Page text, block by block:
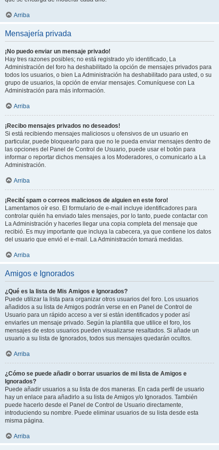
Arriba
Mensajería privada
¡No puedo enviar un mensaje privado!
Hay tres razones posibles; no está registrado y/o identificado, La
Administración del foro ha deshabilitado la opción de mensajes privados para
todos los usuarios, o bien La Administración ha deshabilitado para usted, o su
grupo de usuarios, la opción de enviar mensajes. Comuníquese con La
Administración para más información.
Arriba
¡Recibo mensajes privados no deseados!
Si está recibiendo mensajes maliciosos u ofensivos de un usuario en
particular, puede bloquearlo para que no le pueda enviar mensajes dentro de
las opciones del Panel de Control de Usuario, puede usar el botón para
informar o reportar dichos mensajes a los Moderadores, o comunicarlo a La
Administración.
Arriba
¡Recibí spam o correos maliciosos de alguien en este foro!
Lamentamos oír eso. El formulario de e-mail incluye identificadores para
controlar quién ha enviado tales mensajes, por lo tanto, puede contactar con
La Administración y hacerles llegar una copia completa del mensaje que
recibió. Es muy importante que incluya la cabecera, ya que contiene los datos
del usuario que envió el e-mail. La Administración tomará medidas.
Arriba
Amigos e Ignorados
¿Qué es la lista de Mis Amigos e Ignorados?
Puede utilizar la lista para organizar otros usuarios del foro. Los usuarios
añadidos a su lista de Amigos podrán verse en en Panel de Control de
Usuario para un rápido acceso a ver si están identificados y poder así
enviarles un mensaje privado. Según la plantilla que utilice el foro, los
mensajes de estos usuarios pueden visualizarse resaltados. Si añade un
usuario a su lista de Ignorados, todos sus mensajes quedarán ocultos.
Arriba
¿Cómo se puede añadir o borrar usuarios de mi lista de Amigos e
Ignorados?
Puede añadir usuarios a su lista de dos maneras. En cada perfil de usuario
hay un enlace para añadirlo a su lista de Amigos y/o Ignorados. También
puede hacerlo desde el Panel de Control de Usuario directamente,
introduciendo su nombre. Puede eliminar usuarios de su lista desde esta
misma página.
Arriba